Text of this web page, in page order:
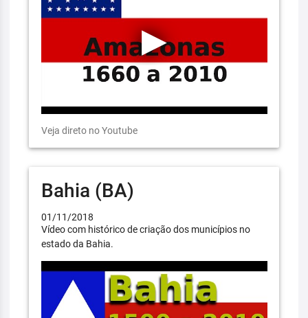
Veja direto no Youtube
Bahia (BA)
01/11/2018
Vídeo com histórico de criação dos municípios no
estado da Bahia.